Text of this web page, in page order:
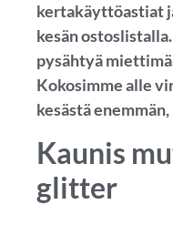
kertakäyttöastiat
kesän
pysähtyä
Kokosimme alle
kesästä
Kaunis
glitter